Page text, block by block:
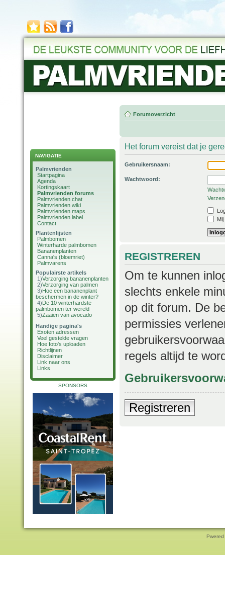
NAVIGATIE
Palmvrienden
Startpagina
Agenda
Kortingskaart
Palmvrienden forums
Palmvrienden chat
Palmvrienden wiki
Palmvrienden maps
Palmvrienden label
Contact
Plantenlijsten
Palmbomen
Winterharde palmbomen
Bananenplanten
Canna's (bloemriet)
Palmvarens
Populairste artikels
1)Verzorging bananenplanten
2)Verzorging van palmen
3)Hoe een bananenplant
beschermen in de winter?
4)De 10 winterhardste
palmbomen ter wereld
5)Zaaien van avocado
Handige pagina's
Exoten adressen
Veel gestelde vragen
Hoe foto's uploaden
Richtlijnen
Disclaimer
Link naar ons
Links
SPONSORS
Forumoverzicht
Het forum vereist dat je
Gebruikersnaam:
Wachtwoord:
REGISTREREN
Om te kunnen
slechts enkele
op dit forum. De
permissies
regels altijd te
Registreren